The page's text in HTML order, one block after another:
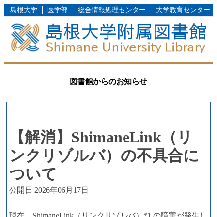
島根大学 医学部 総合情報処理センター 大学教育センター
図書館からのお知らせ
【解消】ShimaneLink（リ
ンクリゾルバ）の不具合に
ついて
公開日 2026年06月17日